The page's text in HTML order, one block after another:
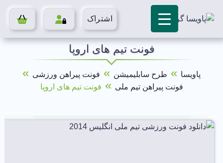
اشتراک
فونت تیم های اروپا
پاویسا » طرح سابلیمیشن » فونت پیراهن ورزشی »
فونت پیراهن تیم ملی » فونت تیم های اروپا